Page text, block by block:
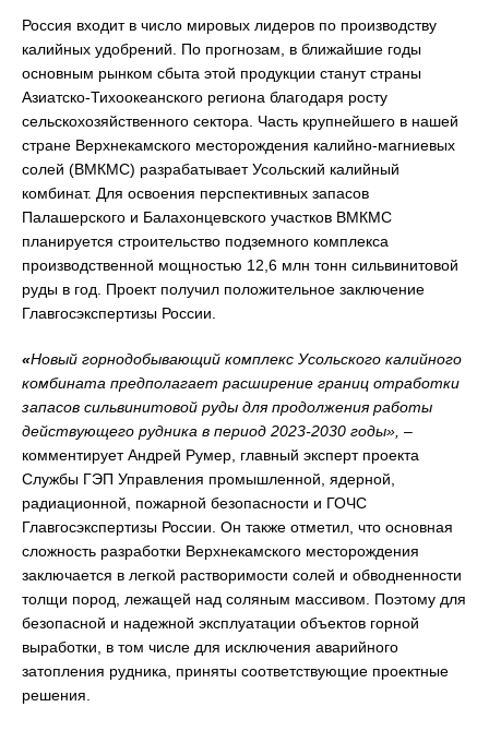
Россия входит в число мировых лидеров по производству
калийных удобрений. По прогнозам, в ближайшие годы
основным рынком сбыта этой продукции станут страны
Азиатско-Тихоокеанского региона благодаря росту
сельскохозяйственного сектора. Часть крупнейшего в нашей
стране Верхнекамского месторождения калийно-магниевых
солей (ВМКМС) разрабатывает Усольский калийный
комбинат. Для освоения перспективных запасов
Палашерского и Балахонцевского участков ВМКМС
планируется строительство подземного комплекса
производственной мощностью 12,6 млн тонн сильвинитовой
руды в год. Проект получил положительное заключение
Главгосэкспертизы России.
«Новый горнодобывающий комплекс Усольского калийного
комбината предполагает расширение границ отработки
запасов сильвинитовой руды для продолжения работы
действующего рудника в период 2023-2030 годы», –
комментирует Андрей Румер, главный эксперт проекта
Службы ГЭП Управления промышленной, ядерной,
радиационной, пожарной безопасности и ГОЧС
Главгосэкспертизы России. Он также отметил, что основная
сложность разработки Верхнекамского месторождения
заключается в легкой растворимости солей и обводненности
толщи пород, лежащей над соляным массивом. Поэтому для
безопасной и надежной эксплуатации объектов горной
выработки, в том числе для исключения аварийного
затопления рудника, приняты соответствующие проектные
решения.